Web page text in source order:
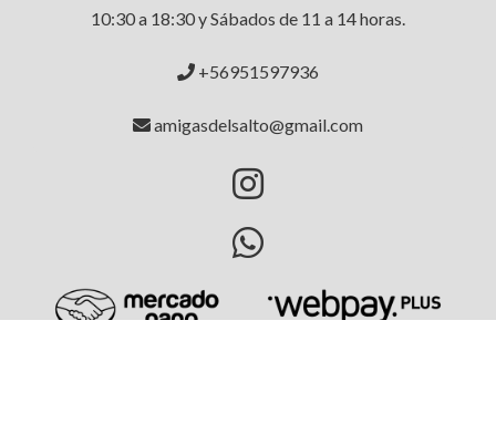
10:30 a 18:30 y Sábados de 11 a 14 horas.
+56951597936
amigasdelsalto@gmail.com